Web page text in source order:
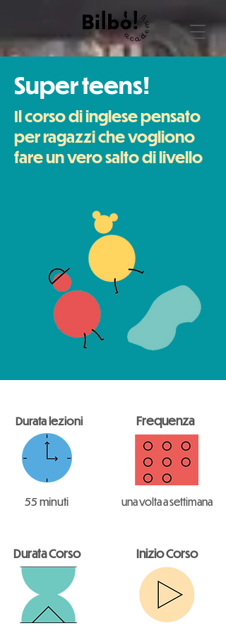
Super teens!
Il corso di inglese pensato
per ragazzi che vogliono
fare un vero salto di livello
Durata lezioni
55 minuti
Frequenza
una volta a settimana
Durata Corso Inizio Corso